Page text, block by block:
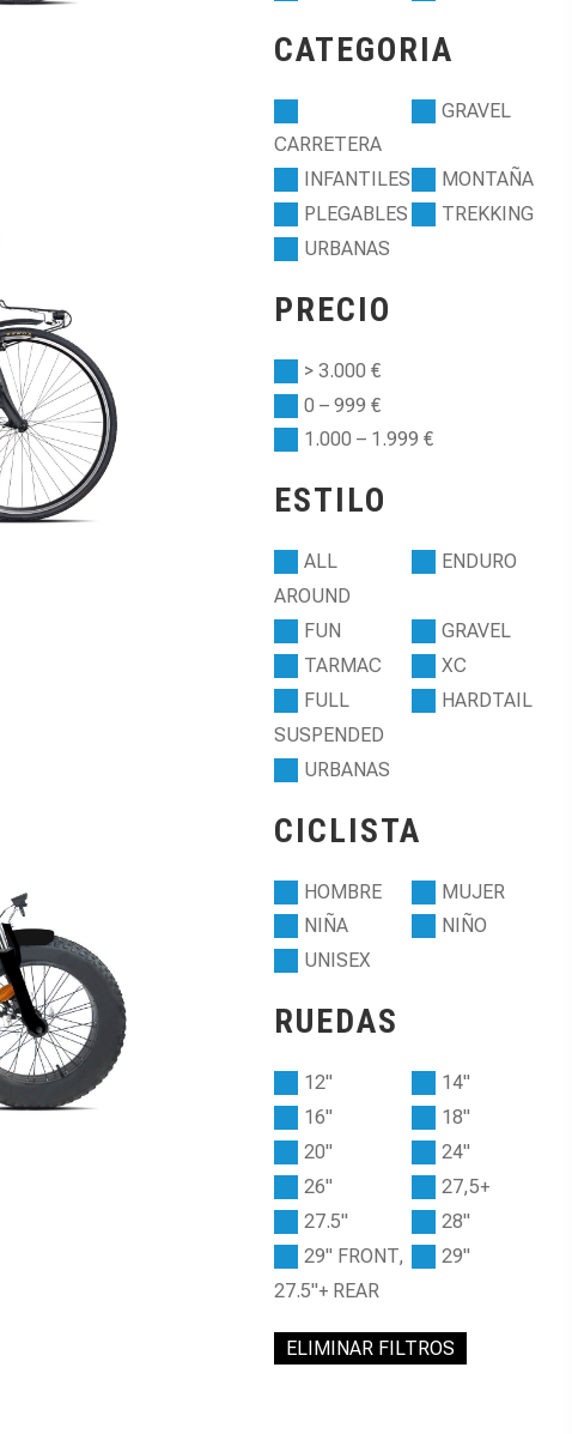
CATEGORIA
CARRETERA
GRAVEL
INFANTILES
MONTAÑA
PLEGABLES
TREKKING
URBANAS
PRECIO
> 3.000 €
0 – 999 €
1.000 – 1.999 €
ESTILO
ALL
AROUND
ENDURO
FUN
GRAVEL
TARMAC
XC
FULL
SUSPENDED
HARDTAIL
URBANAS
CICLISTA
HOMBRE
MUJER
NIÑA
NIÑO
UNISEX
RUEDAS
12"
14"
16"
18"
20"
24"
26"
27,5+
27.5"
28"
29" FRONT,
27.5"+ REAR
29"
ELIMINAR FILTROS